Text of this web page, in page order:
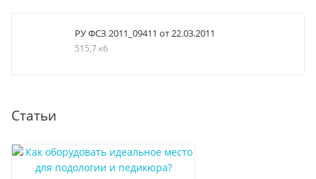
РУ ФСЗ 2011_09411 от 22.03.2011
515,7 кб
Статьи